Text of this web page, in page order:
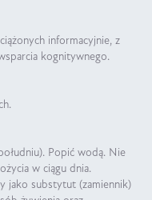
informacyjnie, z
kognitywnego.
Popić wodą. Nie
w ciągu dnia.
jako substytut (zamiennik)